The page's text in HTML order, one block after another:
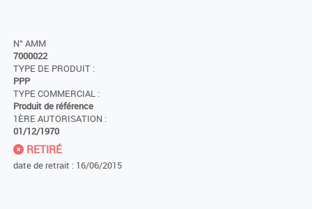
N° AMM
7000022
TYPE DE PRODUIT :
PPP
TYPE COMMERCIAL :
Produit de référence
1ÈRE AUTORISATION :
01/12/1970
RETIRÉ
date de retrait : 16/06/2015